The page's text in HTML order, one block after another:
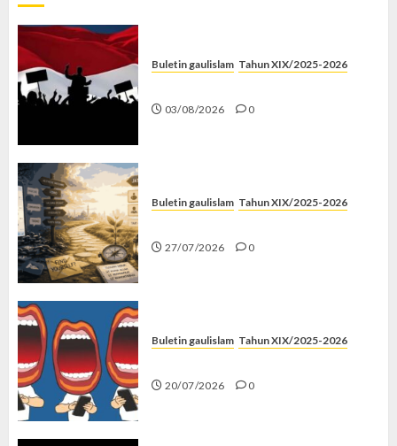
Buletin gaulislam Tahun XIX/2025-2026
03/08/2026 0
Buletin gaulislam Tahun XIX/2025-2026
27/07/2026 0
Buletin gaulislam Tahun XIX/2025-2026
20/07/2026 0